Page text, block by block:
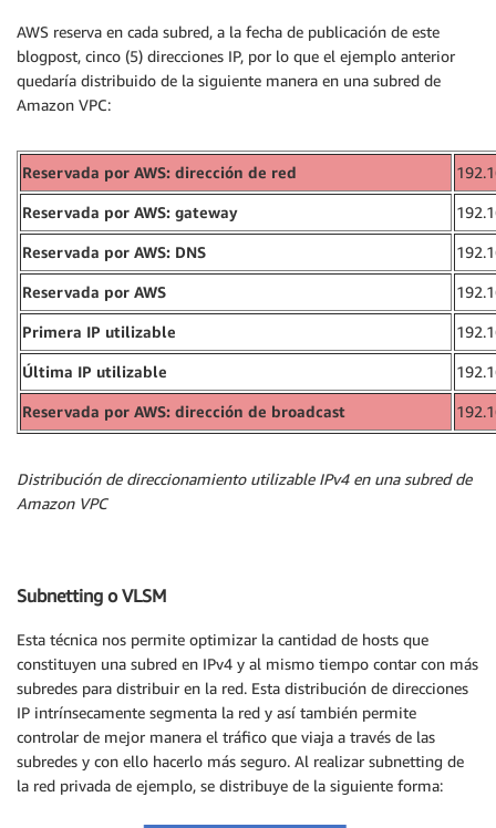
AWS reserva en cada subred, a la fecha de publicación de este
blogpost, cinco (5) direcciones IP, por lo que el ejemplo anterior
quedaría distribuido de la siguiente manera en una subred de
Amazon VPC:
Reservada por AWS: dirección de red
Reservada por AWS: gateway
Reservada por AWS: DNS
Reservada por AWS
Primera IP utilizable
Última IP utilizable
Reservada por AWS: dirección de broadcast
Distribución de direccionamiento utilizable IPv4 en una subred de
Amazon VPC
Subnetting o VLSM
Esta técnica nos permite optimizar la cantidad de hosts que
constituyen una subred en IPv4 y al mismo tiempo contar con más
subredes para distribuir en la red. Esta distribución de direcciones
IP intrínsecamente segmenta la red y así también permite
controlar de mejor manera el tráfico que viaja a través de las
subredes y con ello hacerlo más seguro. Al realizar subnetting de
la red privada de ejemplo, se distribuye de la siguiente forma: